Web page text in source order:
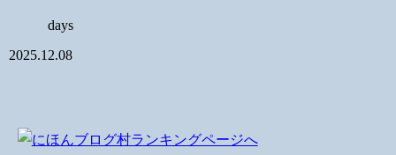
days
2025.12.08